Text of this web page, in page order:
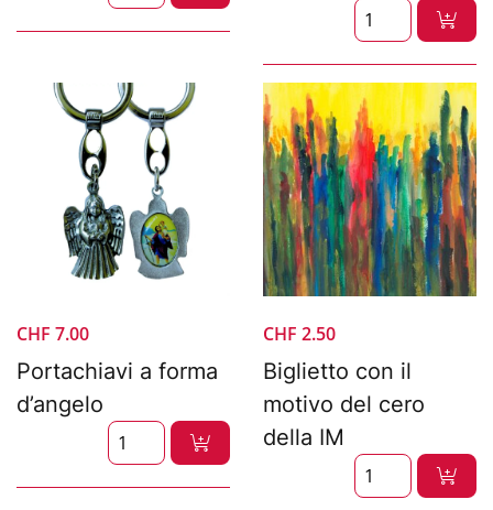
CHF 7.00
Portachiavi a forma
d’angelo
CHF 2.50
Biglietto con il
motivo del cero
della IM